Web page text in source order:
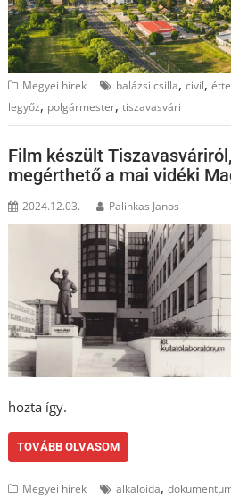
Megyei hírek balázsi csilla,civil,
legyőz, polgármester,tiszavasvári
Film készült
megérthető a mai vidéki
2024.12.03. Palinkas Janos
hozta így.
TOVÁBB OLVASOM
Megyei hírek alkaloida,